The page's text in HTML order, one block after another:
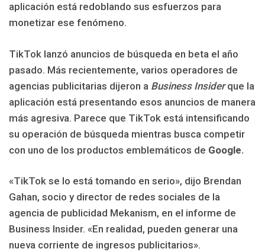
aplicación está redoblando sus esfuerzos para
monetizar ese fenómeno.
TikTok lanzó anuncios de búsqueda en beta el año
pasado. Más recientemente, varios operadores de
agencias publicitarias dijeron a Business Insiderque la
aplicación está presentando esos anuncios de manera
más agresiva. Parece que TikTok está intensificando
su operación de búsqueda mientras busca competir
con uno de los productos emblemáticos de Google.
«TikTok se lo está tomando en serio», dijo Brendan
Gahan, socio y director de redes sociales de la
agencia de publicidad Mekanism, en el informe de
Business Insider. «En realidad, pueden generar una
nueva corriente de ingresos publicitarios».